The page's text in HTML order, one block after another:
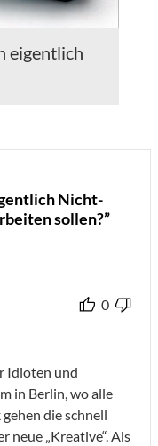
eigentlich
Nicht-
sollen?”
0
Idioten und
in Berlin, wo alle
die schnell
neue „Kreative“. Als